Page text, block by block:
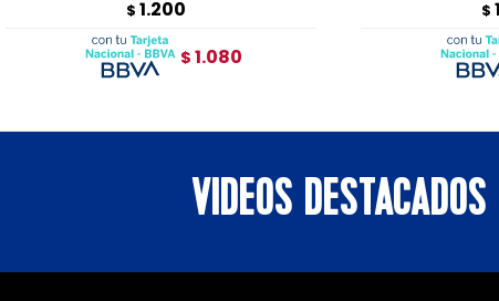
$ 1.200
$ 1.080
$
VIDEOS DESTACADOS